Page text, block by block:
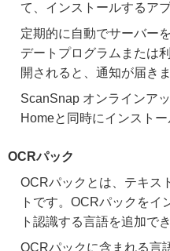
て、インストールするア
定期的に自動でサーバー
デートプログラムまたは
開されると、通知が届きま
ScanSnap オンラインア
Homeと同時にインストー
OCRパック
OCRパックとは、テキス
トです。OCRパックをイ
ト認識する言語を追加でき
OCRパックに含まれる言